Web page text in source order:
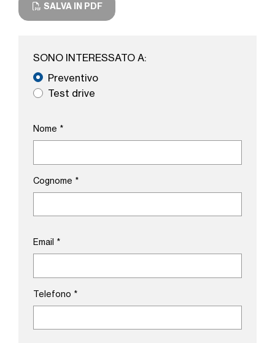
SALVA IN PDF
SONO INTERESSATO A:
Preventivo
Test drive
Nome *
Cognome *
Email *
Telefono *